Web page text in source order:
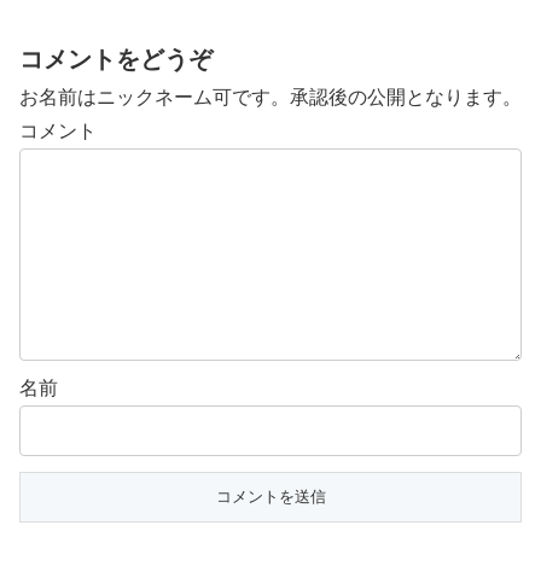
コメントをどうぞ
お名前はニックネーム可です。承認後の公開となります。
コメント
名前